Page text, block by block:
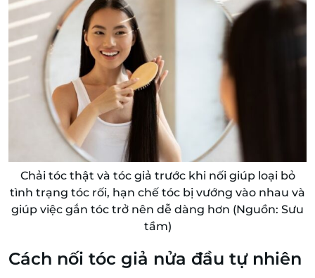
Chải tóc thật và tóc giả trước khi nối giúp loại bỏ
tình trạng tóc rối, hạn chế tóc bị vướng vào nhau và
giúp việc gắn tóc trở nên dễ dàng hơn (Nguồn: Sưu
tầm)
Cách nối tóc giả nửa đầu tự nhiên